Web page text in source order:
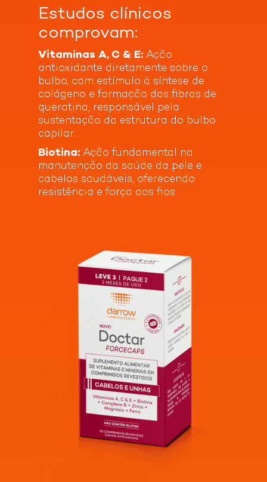
polietilenoglicol, corante dióxido de titânio.
Estudos clínicos
comprovam:
Vitaminas A, C & E: Ação
antioxidante diretamente sobre o
bulbo, com estímulo à síntese de
colágeno e formação das fibras de
queratina, responsável pela
sustentação da estrutura do bulbo
capilar.
Biotina: Ação fundamental na
manutenção da saúde da pele e
cabelos saudáveis, oferecendo
resistência e força aos fios.